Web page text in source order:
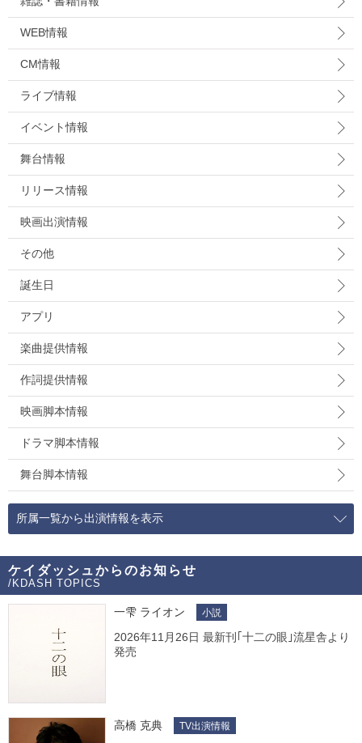
WEB情報
CM情報
ライブ情報
イベント情報
舞台情報
リリース情報
映画出演情報
その他
誕生日
アプリ
楽曲提供情報
作詞提供情報
映画脚本情報
ドラマ脚本情報
舞台脚本情報
所属一覧から出演情報を表示
ケイダッシュからのお知らせ
/KDASH TOPICS
一雫 ライオン 小説
2026年11月26日 最新刊｢十二の眼｣流星舎より
発売
高橋 克典 TV出演情報